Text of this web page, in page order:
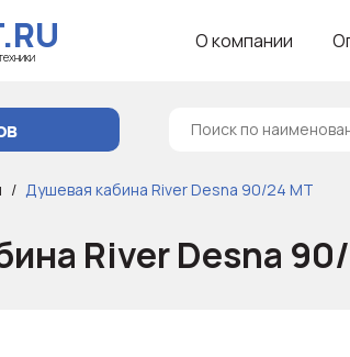
О компании
Душевая кабина River Desna 90/24 MT
River Desna